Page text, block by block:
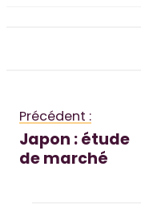
Précédent :
Japon : étude
de marché